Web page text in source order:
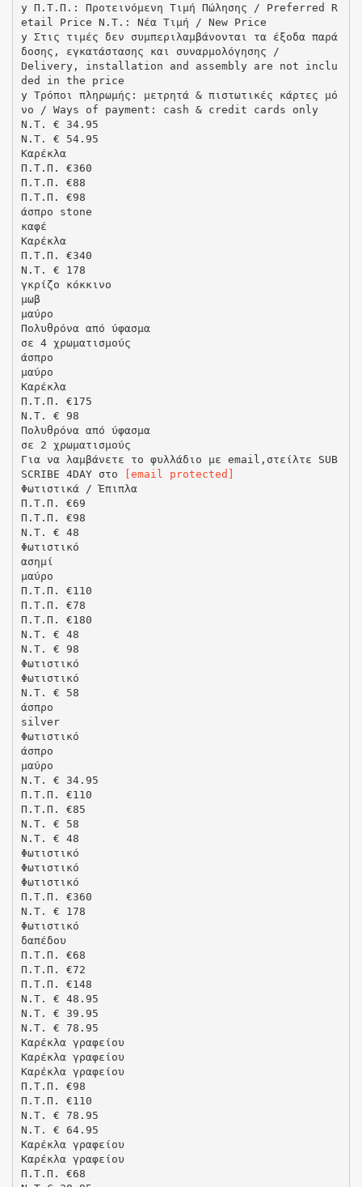
y Π.Τ.Π.: Προτεινόμενη Τιμή Πώλησης / Preferred R
etail Price N.T.: Νέα Τιμή / New Price
y Στις τιμές δεν συμπεριλαμβάνονται τα έξοδα παρά
δοσης, εγκατάστασης και συναρμολόγησης /
Delivery, installation and assembly are not inclu
ded in the price
y Τρόποι πληρωμής: μετρητά & πιστωτικές κάρτες μό
νο / Ways of payment: cash & credit cards only
N.T. € 34.95
N.T. € 54.95
Kαρέκλα
Π.Τ.Π. €360
Π.Τ.Π. €88
Π.Τ.Π. €98
άσπρο stone
καφέ
Kαρέκλα
Π.Τ.Π. €340
N.T. € 178
γκρίζο κόκκινο
μωβ
μαύρο
Πολυθρόνα από ύφασμα
σε 4 χρωματισμούς
άσπρο
μαύρο
Kαρέκλα
Π.Τ.Π. €175
N.T. € 98
Πολυθρόνα από ύφασμα
σε 2 χρωματισμούς
Για να λαμβάνετε το φυλλάδιο με email,στείλτε SUB
SCRIBE 4DAY στο
[email protected]
Φωτιστικά / Έπιπλα
Π.Τ.Π. €69
Π.Τ.Π. €98
N.T. € 48
Φωτιστικό
ασημί
μαύρο
Π.Τ.Π. €110
Π.Τ.Π. €78
Π.Τ.Π. €180
N.T. € 48
N.T. € 98
Φωτιστικό
Φωτιστικό
N.T. € 58
άσπρο
silver
Φωτιστικό
άσπρο
μαύρο
N.T. € 34.95
Π.Τ.Π. €110
Π.Τ.Π. €85
N.T. € 58
N.T. € 48
Φωτιστικό
Φωτιστικό
Φωτιστικό
Π.Τ.Π. €360
N.T. € 178
Φωτιστικό
δαπέδου
Π.Τ.Π. €68
Π.Τ.Π. €72
Π.Τ.Π. €148
N.T. € 48.95
N.T. € 39.95
N.T. € 78.95
Καρέκλα γραφείου
Καρέκλα γραφείου
Καρέκλα γραφείου
Π.Τ.Π. €98
Π.Τ.Π. €110
N.T. € 78.95
N.T. € 64.95
Καρέκλα γραφείου
Καρέκλα γραφείου
Π.Τ.Π. €68